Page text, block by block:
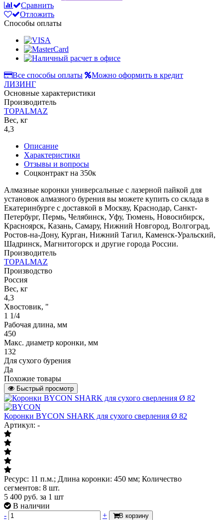
Сравнить
Отложить
Способы оплаты
Все способы оплаты
Можно оформить в кредит
ЛИЗИНГ
Основные характеристики
Производитель
TOPALMAZ
Вес, кг
4,3
Описание
Характеристики
Отзывы и вопросы
Соцконтракт на 350к
Алмазные коронки универсальные с лазерной пайкой для
установок алмазного бурения вы можете купить со склада в
Екатеринбурге с доставкой в Москву, Краснодар, Санкт-
Петербург, Пермь, Челябинск, Уфу, Тюмень, Новосибирск,
Красноярск, Казань, Самару, Нижний Новгород, Волгоград,
Ростов-на-Дону, Курган, Нижний Тагил, Каменск-Уральский,
Шадринск, Магнитогорск и другие города России.
Производитель
TOPALMAZ
Производство
Россия
Вес, кг
4,3
Хвостовик, "
1 1/4
Рабочая длина, мм
450
Макс. диаметр коронки, мм
132
Для сухого бурения
Да
Похожие товары
Быстрый просмотр
Коронки BYCON SHARK для сухого сверления Ø 82
Артикул: -
Ресурс: 11 п.м.; Длина коронки: 450 мм; Количество
сегментов: 8 шт.
5 400 руб. за 1 шт
В наличии
-
+ В корзину